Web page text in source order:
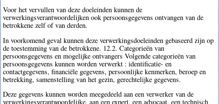
Voor het vervullen van deze doeleinden kunnen de
verwerkingsverantwoordelijken ook persoonsgegevens ontvangen van de
betrokkene zelf of van derden.
In voorkomend geval kunnen deze verwerkingsdoeleinden gebaseerd zijn op
de toestemming van de betrokkene. 12.2. Categorieën van
persoonsgegevens en mogelijke ontvangers Volgende categorieën van
persoonsgegevens kunnen worden verwerkt : identificatie- en
contactgegevens, financiële gegevens, persoonlijke kenmerken, beroep en
betrekking, samenstelling van het gezin, gerechtelijke gegevens.
Deze gegevens kunnen worden meegedeeld aan een verwerker van de
verwerkingsverantwoordelijke, aan een expert, een advocaat, een technisch